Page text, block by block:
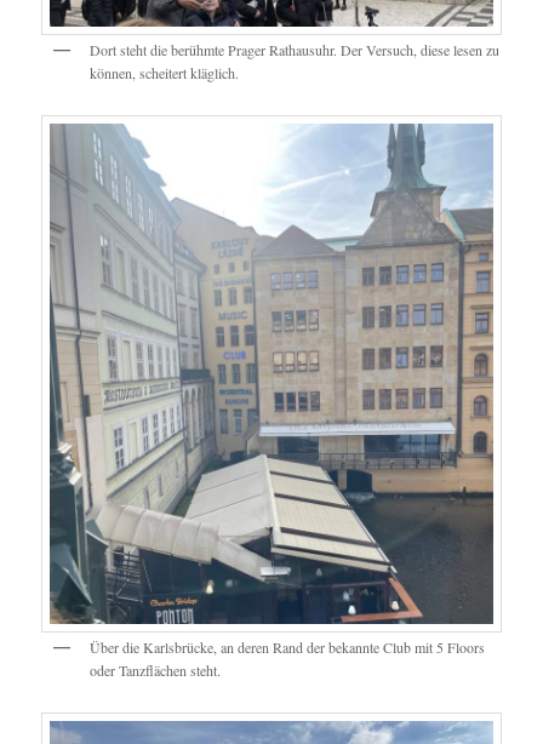
Dort steht die berühmte Prager Rathausuhr. Der Versuch, diese lesen zu
können, scheitert kläglich.
Über die Karlsbrücke, an deren Rand der bekannte Club mit 5 Floors
oder Tanzflächen steht.